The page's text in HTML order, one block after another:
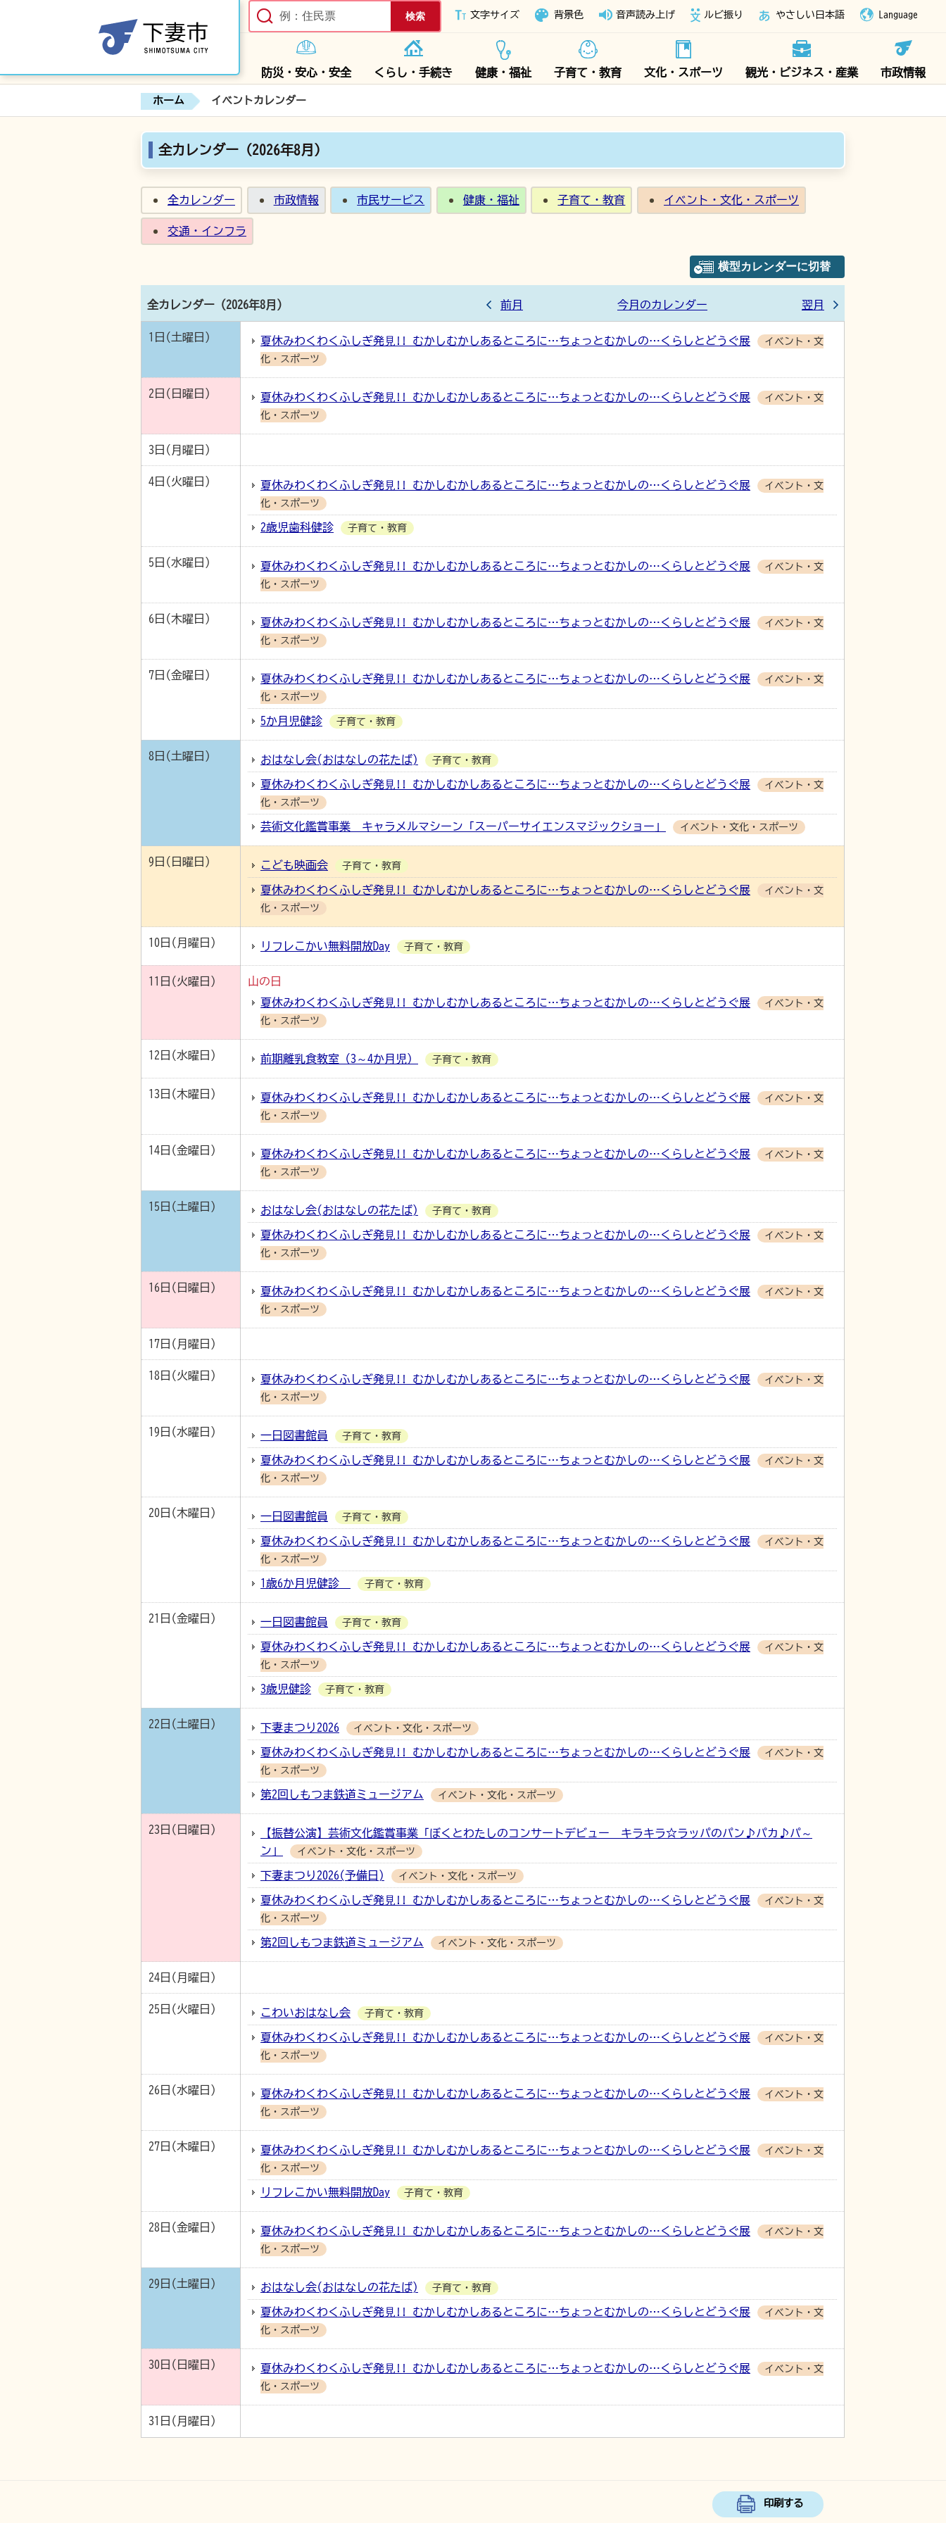
下妻市ホームページ
文字サイズ 背景色 音声読み上げ ルビ振り やさしい日本語 Language
防災・安心・安全 くらし・手続き 健康・福祉 子育て・教育 文化・スポーツ 観光・ビジネス・産業 市政情報
ホーム イベントカレンダー
全カレンダー（2026年8月）
全カレンダー 市政情報 市民サービス 健康・福祉 子育て・教育 イベント・文化・スポーツ
交通・インフラ
全カレンダー（2026年8月） 前月 今月のカレンダー 翌月
1日(土曜日) 夏休みわくわくふしぎ発⾒!! むかしむかしあるところに…ちょっとむかしの…くらしとどうぐ展
イベント・文
化・スポーツ
2日(日曜日) 夏休みわくわくふしぎ発⾒!! むかしむかしあるところに…ちょっとむかしの…くらしとどうぐ展
イベント・文
化・スポーツ
3日(月曜日)
4日(火曜日) 夏休みわくわくふしぎ発⾒!! むかしむかしあるところに…ちょっとむかしの…くらしとどうぐ展
イベント・文
化・スポーツ
2歳児歯科健診 子育て・教育
5日(水曜日) 夏休みわくわくふしぎ発⾒!! むかしむかしあるところに…ちょっとむかしの…くらしとどうぐ展
イベント・文
化・スポーツ
6日(木曜日) 夏休みわくわくふしぎ発⾒!! むかしむかしあるところに…ちょっとむかしの…くらしとどうぐ展
イベント・文
化・スポーツ
7日(金曜日) 夏休みわくわくふしぎ発⾒!! むかしむかしあるところに…ちょっとむかしの…くらしとどうぐ展
イベント・文
化・スポーツ
5か月児健診 子育て・教育
8日(土曜日) おはなし会(おはなしの花たば) 子育て・教育
夏休みわくわくふしぎ発⾒!! むかしむかしあるところに…ちょっとむかしの…くらしとどうぐ展
イベント・文
化・スポーツ
芸術文化鑑賞事業 キャラメルマシーン「スーパーサイエンスマジックショー」 イベント・文化・スポーツ
9日(日曜日) こども映画会 子育て・教育
夏休みわくわくふしぎ発⾒!! むかしむかしあるところに…ちょっとむかしの…くらしとどうぐ展
イベント・文
化・スポーツ
10日(月曜日) リフレこかい無料開放Day 子育て・教育
11日(火曜日)
山の日
夏休みわくわくふしぎ発⾒!! むかしむかしあるところに…ちょっとむかしの…くらしとどうぐ展
イベント・文
化・スポーツ
12日(水曜日) 前期離乳食教室（3～4か月児） 子育て・教育
13日(木曜日) 夏休みわくわくふしぎ発⾒!! むかしむかしあるところに…ちょっとむかしの…くらしとどうぐ展
イベント・文
化・スポーツ
14日(金曜日) 夏休みわくわくふしぎ発⾒!! むかしむかしあるところに…ちょっとむかしの…くらしとどうぐ展
イベント・文
化・スポーツ
15日(土曜日) おはなし会(おはなしの花たば) 子育て・教育
夏休みわくわくふしぎ発⾒!! むかしむかしあるところに…ちょっとむかしの…くらしとどうぐ展
イベント・文
化・スポーツ
16日(日曜日) 夏休みわくわくふしぎ発⾒!! むかしむかしあるところに…ちょっとむかしの…くらしとどうぐ展
イベント・文
化・スポーツ
17日(月曜日)
18日(火曜日) 夏休みわくわくふしぎ発⾒!! むかしむかしあるところに…ちょっとむかしの…くらしとどうぐ展
イベント・文
化・スポーツ
19日(水曜日) 一日図書館員 子育て・教育
夏休みわくわくふしぎ発⾒!! むかしむかしあるところに…ちょっとむかしの…くらしとどうぐ展
イベント・文
化・スポーツ
20日(木曜日) 一日図書館員 子育て・教育
夏休みわくわくふしぎ発⾒!! むかしむかしあるところに…ちょっとむかしの…くらしとどうぐ展
イベント・文
化・スポーツ
1歳6か月児健診 子育て・教育
21日(金曜日) 一日図書館員 子育て・教育
夏休みわくわくふしぎ発⾒!! むかしむかしあるところに…ちょっとむかしの…くらしとどうぐ展
イベント・文
化・スポーツ
3歳児健診 子育て・教育
22日(土曜日) 下妻まつり2026 イベント・文化・スポーツ
夏休みわくわくふしぎ発⾒!! むかしむかしあるところに…ちょっとむかしの…くらしとどうぐ展
イベント・文
化・スポーツ
第2回しもつま鉄道ミュージアム イベント・文化・スポーツ
23日(日曜日)
【振替公演】芸術文化鑑賞事業「ぼくとわたしのコンサートデビュー キラキラ☆ラッパのパン♪パカ♪パ～
ン」
イベント・文化・スポーツ
下妻まつり2026(予備日) イベント・文化・スポーツ
夏休みわくわくふしぎ発⾒!! むかしむかしあるところに…ちょっとむかしの…くらしとどうぐ展
イベント・文
化・スポーツ
第2回しもつま鉄道ミュージアム イベント・文化・スポーツ
24日(月曜日)
25日(火曜日) こわいおはなし会 子育て・教育
夏休みわくわくふしぎ発⾒!! むかしむかしあるところに…ちょっとむかしの…くらしとどうぐ展
イベント・文
化・スポーツ
26日(水曜日) 夏休みわくわくふしぎ発⾒!! むかしむかしあるところに…ちょっとむかしの…くらしとどうぐ展
イベント・文
化・スポーツ
27日(木曜日) 夏休みわくわくふしぎ発⾒!! むかしむかしあるところに…ちょっとむかしの…くらしとどうぐ展
イベント・文
化・スポーツ
リフレこかい無料開放Day 子育て・教育
28日(金曜日) 夏休みわくわくふしぎ発⾒!! むかしむかしあるところに…ちょっとむかしの…くらしとどうぐ展
イベント・文
化・スポーツ
29日(土曜日) おはなし会(おはなしの花たば) 子育て・教育
夏休みわくわくふしぎ発⾒!! むかしむかしあるところに…ちょっとむかしの…くらしとどうぐ展
イベント・文
化・スポーツ
30日(日曜日) 夏休みわくわくふしぎ発⾒!! むかしむかしあるところに…ちょっとむかしの…くらしとどうぐ展
イベント・文
化・スポーツ
31日(月曜日)
印刷する